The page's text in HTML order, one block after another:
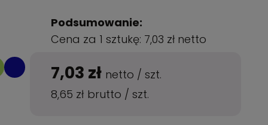
Podsumowanie:
Cena za 1 sztukę: 7,03 zł netto
7,03 zł netto /szt.
8,65 zł brutto /szt.